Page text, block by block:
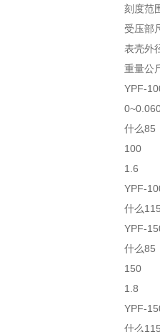
刻度范
受压部
表壳外
重量公
YPF-
什么85
100
1.6
YPF-
什么
YPF-
什么85
150
1.8
YPF-
什么